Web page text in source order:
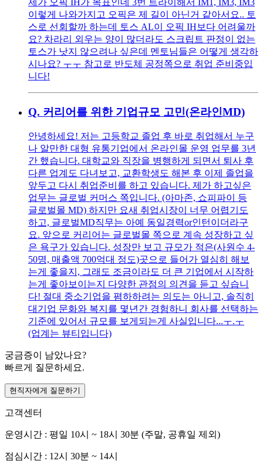
이렇게 나와가지고 오픽은 제 길이 아닌거 같아서요.. 토
스로 선회할까 하는데 토스 AL이 오픽 IH보다 어려울까
요? 차라리 외우는 양이 많더라도 스크립트 판정이 없는
토스가 낫지 않으려나 싶은데 멘토님들은 어떻게 생각하
시나요? ㅜㅜ 참고로 반도체 공정쪽으로 취업 준비중입
니다!
Q. 커리어를 위한 기업규모 고민(온라인MD)
안녕하세요! 저는 고등학교 졸업 후 바로 취업해서 누구
나 알만한 대형 유통기업에서 온라인몰 운영 업무를 3년
간 했습니다. 대학교와 직장을 병행하게 되면서 퇴사 후
다른 업계도 다녀보고, 교환학생도 해본 후 이제 졸업을
앞두고 다시 취업준비를 하고 있습니다. 제가 하고싶은
업무는 글로벌 커머스 쪽입니다. (아마존, 쇼피파이 등
글로벌몰 MD) 하지만 요새 취업시장이 너무 어렵기도
하고, 글로벌MD직무는 아예 동일경력or인턴이더라구
요. 앞으로 커리어는 글로벌몰 쪽으로 계속 성장하고 싶
은 욕구가 있습니다. 성장만 보고 규모가 적은(사원수 4-
50명, 매출액 700억대 정도)곳으로 들어가 열심히 해보
는게 좋을지, 그래도 조금이라도 더 큰 기업에서 시작하
는게 좋아보이는지 다양한 관점의 의견을 듣고 싶습니
다! 절대 중소기업을 폄하하려는 의도는 아니고, 솔직히
대기업 문화와 복지를 몇년간 경험하니 회사를 선택하는
기준에 있어서 규모를 보게되는게 사실입니다...ㅜ.ㅜ
(업계는 뷰티입니다)
궁금증이 남았나요?
빠르게 질문하세요.
현직자에게 질문하기
고객센터
운영시간 : 평일 10시 ~ 18시 30분 (주말, 공휴일 제외)
점심시간 : 12시 30분 ~ 14시